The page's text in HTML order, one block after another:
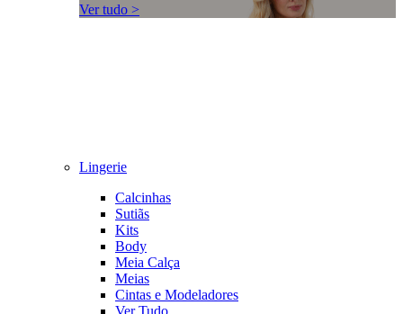
Ver tudo >
Lingerie
Calcinhas
Sutiãs
Kits
Body
Meia Calça
Meias
Cintas e Modeladores
Ver Tudo